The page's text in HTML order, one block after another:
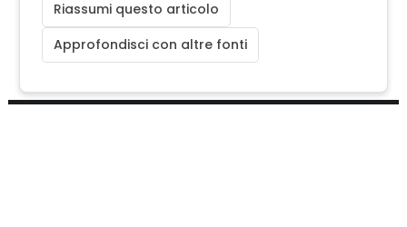
Riassumi questo articolo
Approfondisci con altre fonti